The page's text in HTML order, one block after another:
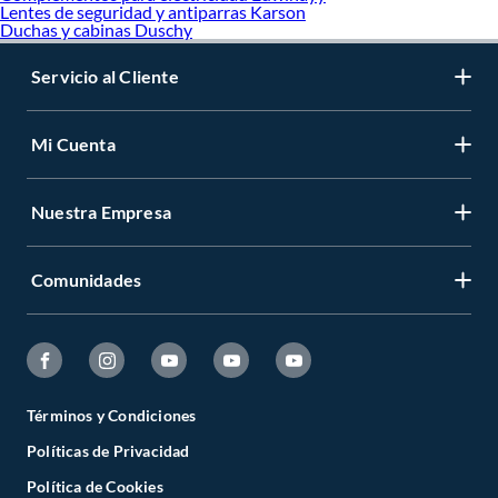
Lentes de seguridad y antiparras Karson
Duchas y cabinas Duschy
Servicio al Cliente
Mi Cuenta
Nuestra Empresa
Comunidades
Términos y Condiciones
Políticas de Privacidad
Política de Cookies